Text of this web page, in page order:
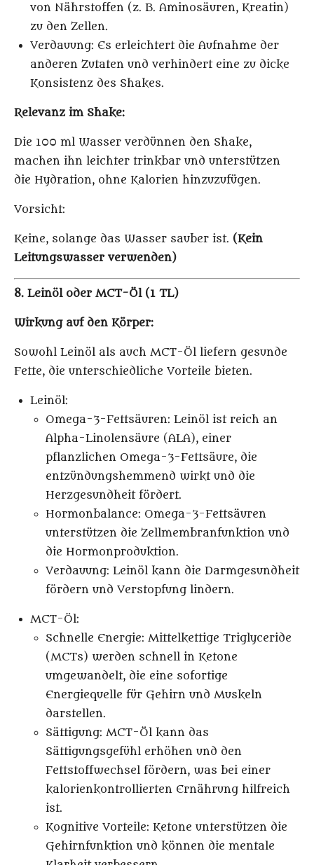
von Nährstoffen (z. B. Aminosäuren, Kreatin)
zu den Zellen.
Verdauung: Es erleichtert die Aufnahme der
anderen Zutaten und verhindert eine zu dicke
Konsistenz des Shakes.
Relevanz im Shake:
Die 100 ml Wasser verdünnen den Shake,
machen ihn leichter trinkbar und unterstützen
die Hydration, ohne Kalorien hinzuzufügen.
Vorsicht:
Keine, solange das Wasser sauber ist. (Kein
Leitungswasser verwenden)
8. Leinöl oder MCT-Öl (1 TL)
Wirkung auf den Körper:
Sowohl Leinöl als auch MCT-Öl liefern gesunde
Fette, die unterschiedliche Vorteile bieten.
Leinöl:
Omega-3-Fettsäuren: Leinöl ist reich an
Alpha-Linolensäure (ALA), einer
pflanzlichen Omega-3-Fettsäure, die
entzündungshemmend wirkt und die
Herzgesundheit fördert.
Hormonbalance: Omega-3-Fettsäuren
unterstützen die Zellmembranfunktion und
die Hormonproduktion.
Verdauung: Leinöl kann die Darmgesundheit
fördern und Verstopfung lindern.
MCT-Öl:
Schnelle Energie: Mittelkettige Triglyceride
(MCTs) werden schnell in Ketone
umgewandelt, die eine sofortige
Energiequelle für Gehirn und Muskeln
darstellen.
Sättigung: MCT-Öl kann das
Sättigungsgefühl erhöhen und den
Fettstoffwechsel fördern, was bei einer
kalorienkontrollierten Ernährung hilfreich
ist.
Kognitive Vorteile: Ketone unterstützen die
Gehirnfunktion und können die mentale